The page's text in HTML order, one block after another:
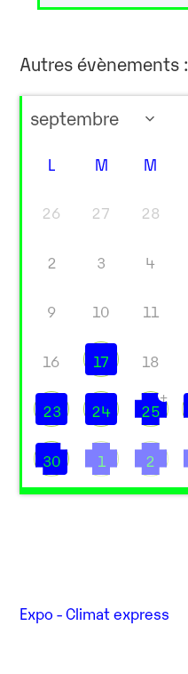
Autres évènements :
L M M
26 27 28
2 3 4
9 10 11
16 17 18
23 24 25
+
30 1 2
Expo - Climat express